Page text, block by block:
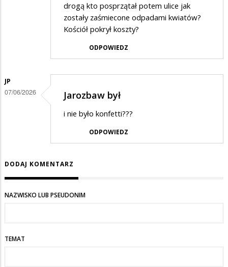
drogą kto posprzątał potem ulice jak
zostały zaśmiecone odpadami kwiatów?
Kościół pokrył koszty?
ODPOWIEDZ
JP
07/06/2026 Jarozbaw był
i nie było konfetti???
ODPOWIEDZ
DODAJ KOMENTARZ
NAZWISKO LUB PSEUDONIM
TEMAT